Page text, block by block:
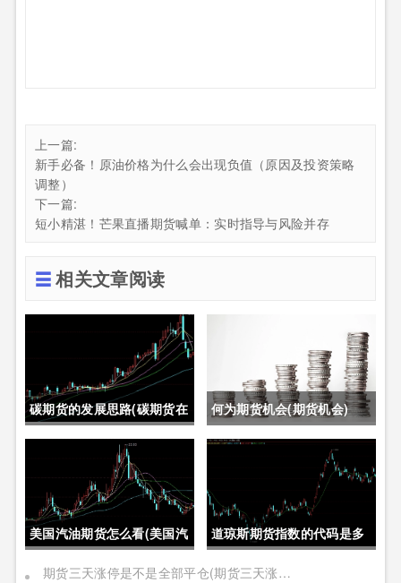
上一篇:
新手必备！原油价格为什么会出现负值（原因及投资策略
调整）
下一篇:
短小精湛！芒果直播期货喊单：实时指导与风险并存
相关文章阅读
碳期货的发展思路(碳期货在
中国的发展)
何为期货机会(期货机会)
美国汽油期货怎么看(美国汽
油期货价格)
道琼斯期货指数的代码是多
少位(道琼斯期货指数的代码
期货三天涨停是不是全部平仓(期货三天涨停是不是全部平仓了)